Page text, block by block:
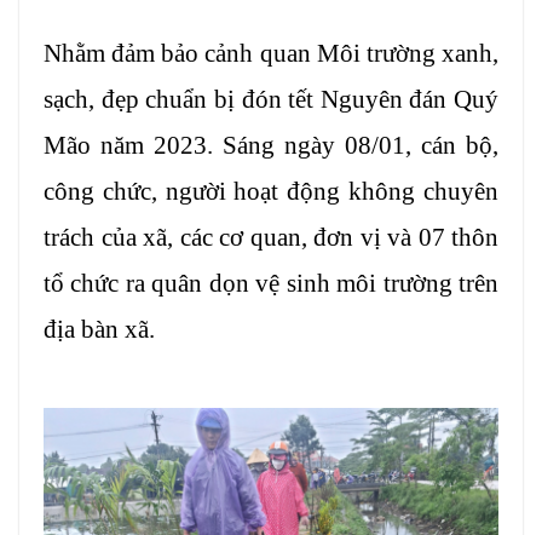
Nhằm đảm bảo cảnh quan Môi trường xanh,
sạch, đẹp chuẩn bị đón tết Nguyên đán Quý
Mão năm 2023. Sáng ngày 08/01, cán bộ,
công chức, người hoạt động không chuyên
trách của xã, các cơ quan, đơn vị và 07 thôn
tổ chức ra quân dọn vệ sinhmôi trường trên
địa bàn xã.